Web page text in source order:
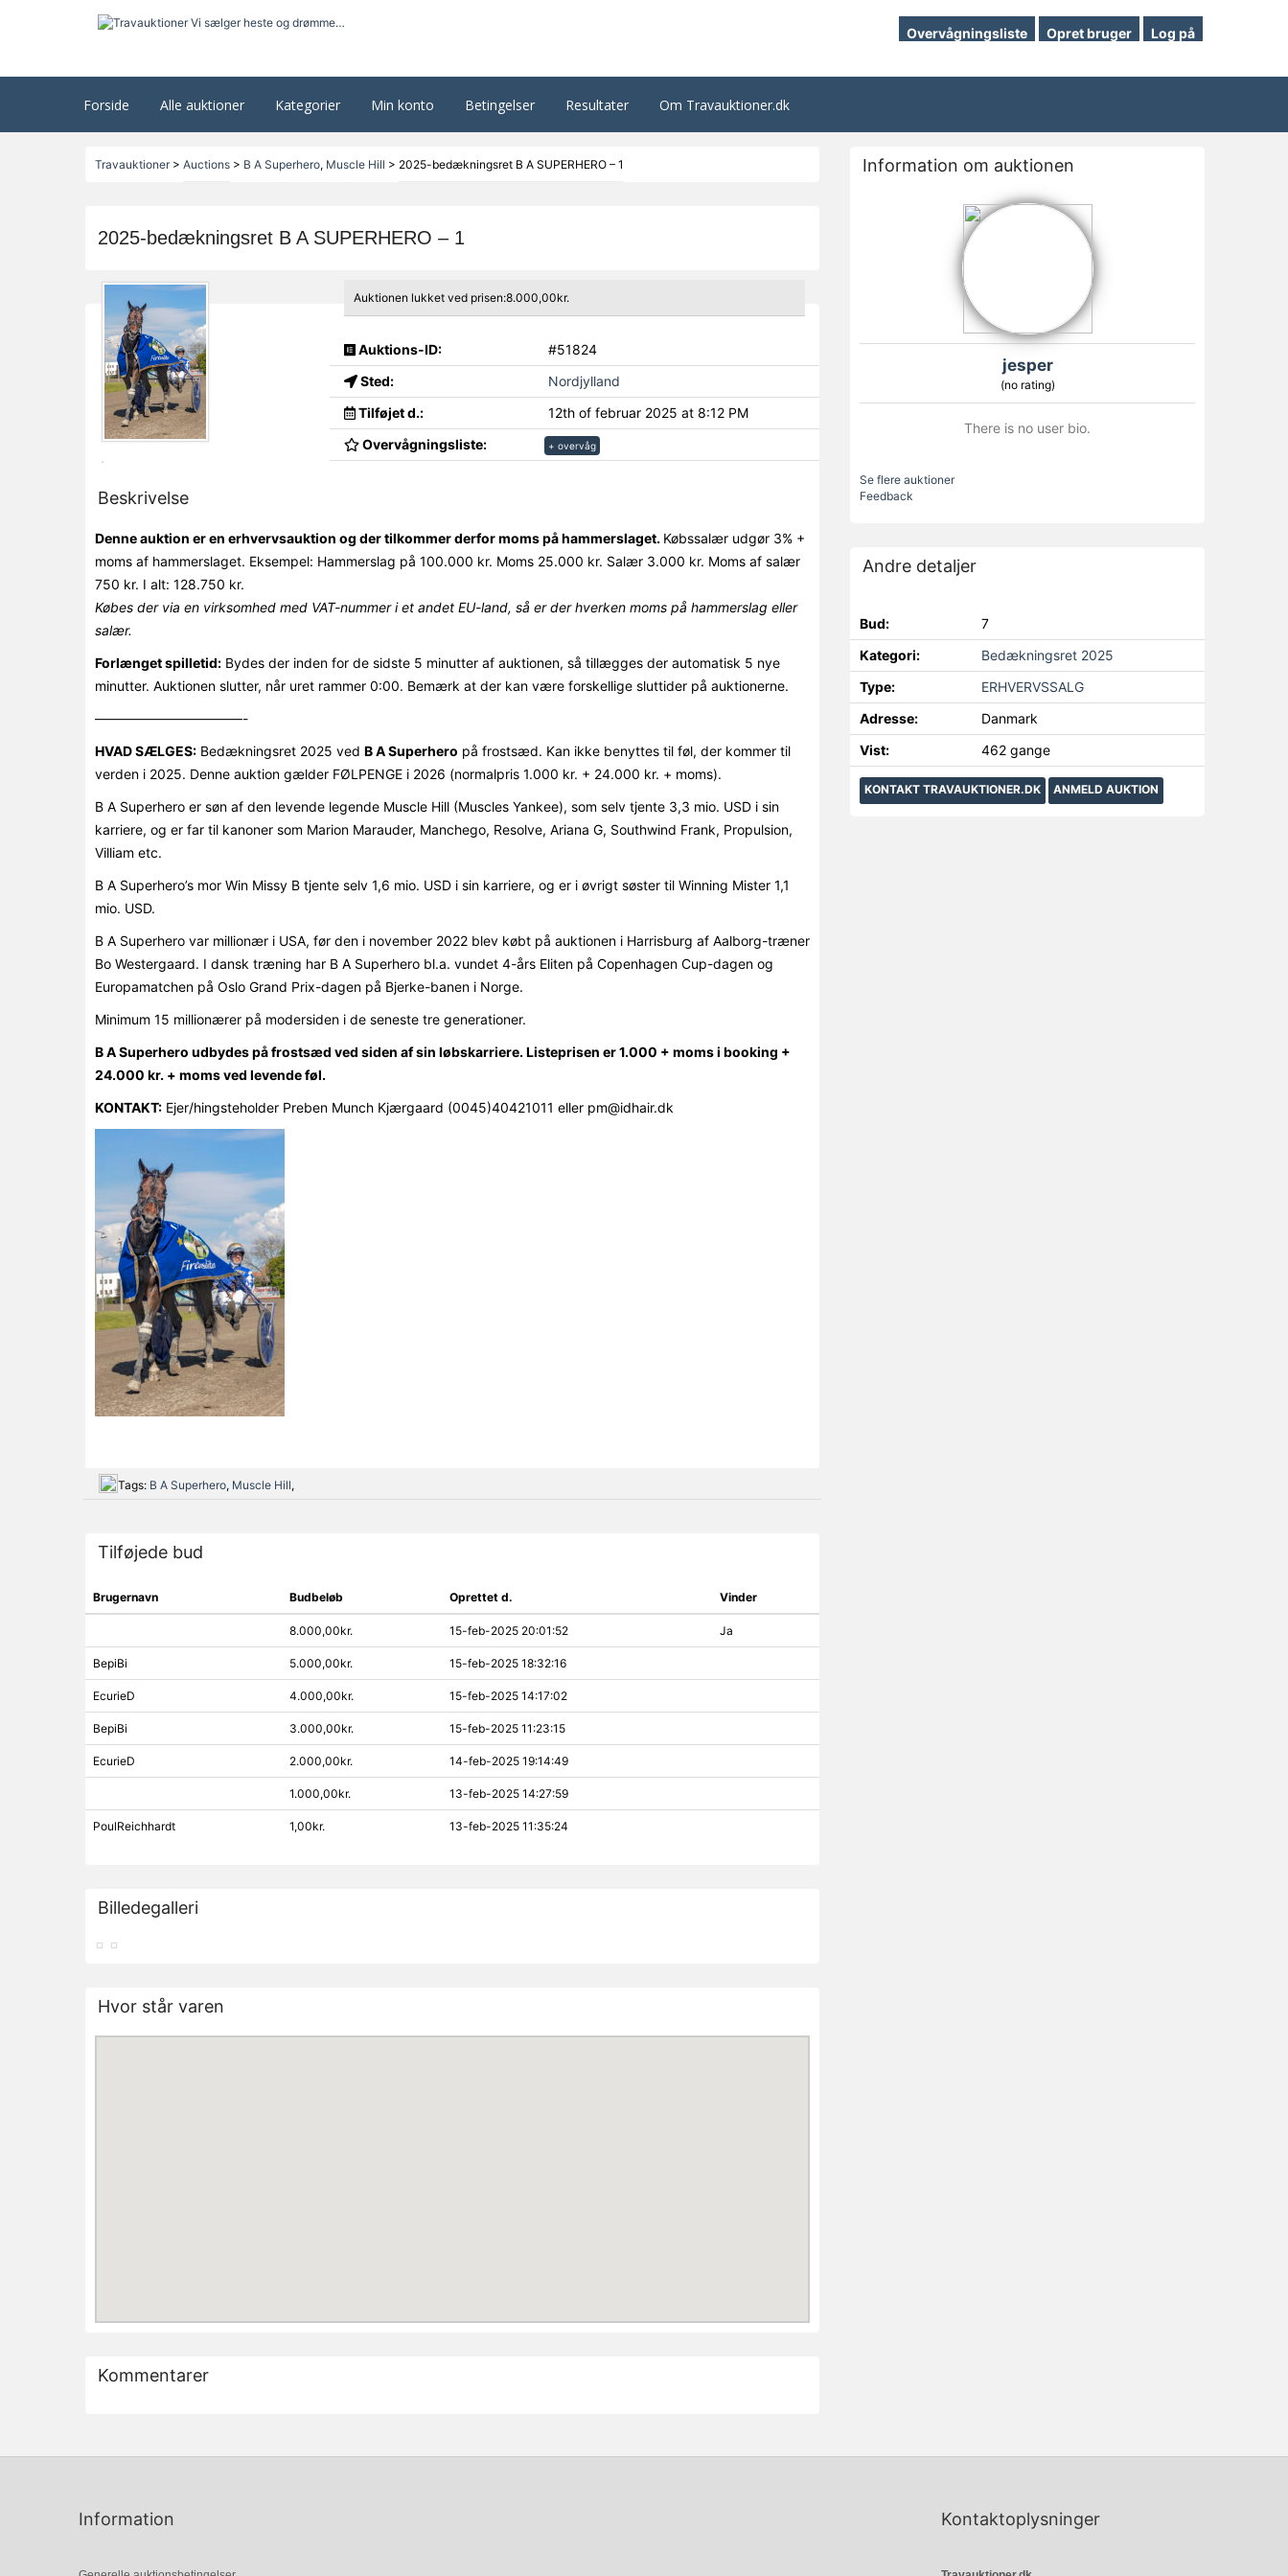
Overvågningsliste Opret bruger Log på
Forside Alle auktioner Kategorier Min konto Betingelser Resultater Om Travauktioner.dk
Travauktioner> Auctions> B A Superhero, Muscle Hill > 2025-bedækningsret B A SUPERHERO – 1
2025-bedækningsret B A SUPERHERO – 1
Auktionen lukket ved prisen:8.000,00kr.
Auktions-ID:
#51824
Sted:
Nordjylland
Tilføjet d.:
12th of februar 2025 at 8:12 PM
Overvågningsliste:
+ overvåg
Beskrivelse
Denne auktion er en erhvervsauktion og der tilkommer derfor moms på hammerslaget. Købssalær udgør 3% +
moms af hammerslaget. Eksempel: Hammerslag på 100.000 kr. Moms 25.000 kr. Salær 3.000 kr. Moms af salær
750 kr. I alt: 128.750 kr.
Købes der via en virksomhed med VAT-nummer i et andet EU-land, så er der hverken moms på hammerslag eller
salær.
Forlænget spilletid:Bydes der inden for de sidste 5 minutter af auktionen, så tillægges der automatisk 5 nye
minutter. Auktionen slutter, når uret rammer 0:00. Bemærk at der kan være forskellige sluttider på auktionerne.
———————————-
HVAD SÆLGES:Bedækningsret 2025 ved B A Superhero på frostsæd. Kan ikke benyttes til føl, der kommer til
verden i 2025. Denne auktion gælder FØLPENGE i 2026 (normalpris 1.000 kr. + 24.000 kr. + moms).
B A Superhero er søn af den levende legende Muscle Hill (Muscles Yankee), som selv tjente 3,3 mio. USD i sin
karriere, og er far til kanoner som Marion Marauder, Manchego, Resolve, Ariana G, Southwind Frank, Propulsion,
Villiam etc.
B A Superhero’s mor Win Missy B tjente selv 1,6 mio. USD i sin karriere, og er i øvrigt søster til Winning Mister 1,1
mio. USD.
B A Superhero var millionær i USA, før den i november 2022 blev købt på auktionen i Harrisburg af Aalborg-træner
Bo Westergaard. I dansk træning har B A Superhero bl.a. vundet 4-års Eliten på Copenhagen Cup-dagen og
Europamatchen på Oslo Grand Prix-dagen på Bjerke-banen i Norge.
Minimum 15 millionærer på modersiden i de seneste tre generationer.
B A Superhero udbydes på frostsæd ved siden af sin løbskarriere. Listeprisen er 1.000 + moms i booking +
24.000 kr. + moms ved levende føl.
KONTAKT:Ejer/hingsteholder Preben Munch Kjærgaard (0045)40421011 eller pm@idhair.dk
Tags: B A Superhero, Muscle Hill,
Tilføjede bud
Brugernavn Budbeløb Oprettet d. Vinder
8.000,00kr. 15-feb-2025 20:01:52 Ja
BepiBi 5.000,00kr. 15-feb-2025 18:32:16
EcurieD 4.000,00kr. 15-feb-2025 14:17:02
BepiBi 3.000,00kr. 15-feb-2025 11:23:15
EcurieD 2.000,00kr. 14-feb-2025 19:14:49
1.000,00kr. 13-feb-2025 14:27:59
PoulReichhardt 1,00kr. 13-feb-2025 11:35:24
Billedegalleri
Hvor står varen
Kommentarer
Information om auktionen
jesper
(no rating)
There is no user bio.
Se flere auktioner
Feedback
Andre detaljer
Bud:
7
Kategori:
Bedækningsret 2025
Type:
ERHVERVSSALG
Adresse:
Danmark
Vist:
462 gange
KONTAKT TRAVAUKTIONER.DK ANMELD AUKTION
Information Kontaktoplysninger